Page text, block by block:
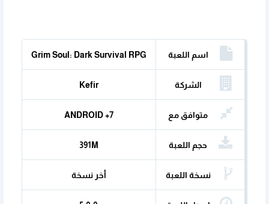
اسم اللعبة Grim Soul: Dark Survival RPG‏
الشركة
المنتجة
Kefir
متوافق مع ANDROID +7
حجم اللعبة 391M
نسخة اللعبة أخر نسخة